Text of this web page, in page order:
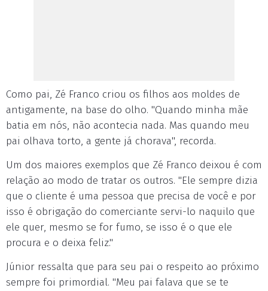
Como pai, Zé Franco criou os filhos aos moldes de
antigamente, na base do olho. "Quando minha mãe
batia em nós, não acontecia nada. Mas quando meu
pai olhava torto, a gente já chorava", recorda.
Um dos maiores exemplos que Zé Franco deixou é com
relação ao modo de tratar os outros. "Ele sempre dizia
que o cliente é uma pessoa que precisa de você e por
isso é obrigação do comerciante servi-lo naquilo que
ele quer, mesmo se for fumo, se isso é o que ele
procura e o deixa feliz."
Júnior ressalta que para seu pai o respeito ao próximo
sempre foi primordial. "Meu pai falava que se te